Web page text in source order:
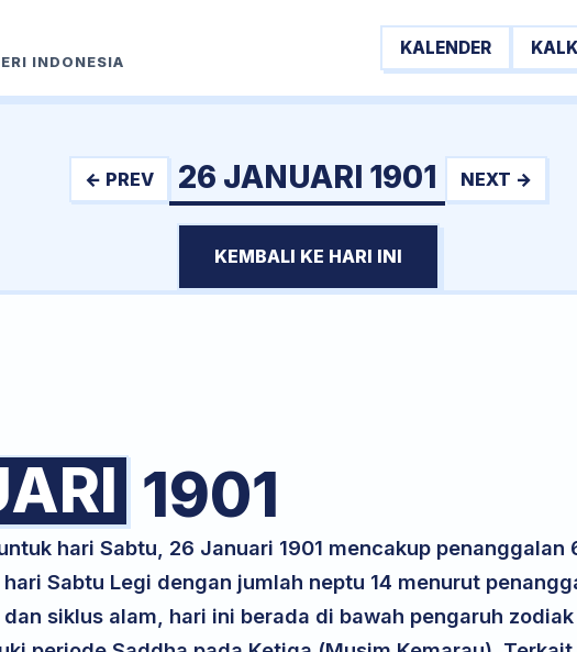
INDONESIA
KALENDER
← PREV 26 JANUARI 1901 NEXT →
KEMBALI KE HARI INI
1901
hari Sabtu, 26 Januari 1901 mencakup penanggalan
Sabtu Legi dengan jumlah neptu 14 menurut
siklus alam, hari ini berada di bawah pengaruh